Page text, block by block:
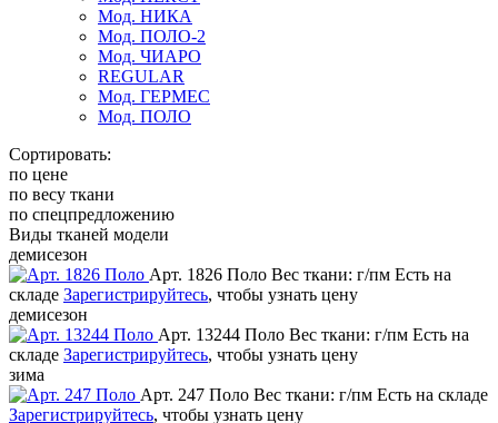
Мод. НИКА
Мод. ПОЛО-2
Мод. ЧИАРО
REGULAR
Мод. ГЕРМЕС
Мод. ПОЛО
Сортировать:
по цене
по весу ткани
по спецпредложению
Виды тканей модели
демисезон
Арт. 1826 Поло Вес ткани: г/пм Есть на
складе Зарегистрируйтесь, чтобы узнать цену
демисезон
Арт. 13244 Поло Вес ткани: г/пм Есть на
складе Зарегистрируйтесь, чтобы узнать цену
зима
Арт. 247 Поло Вес ткани: г/пм Есть на складе
Зарегистрируйтесь, чтобы узнать цену